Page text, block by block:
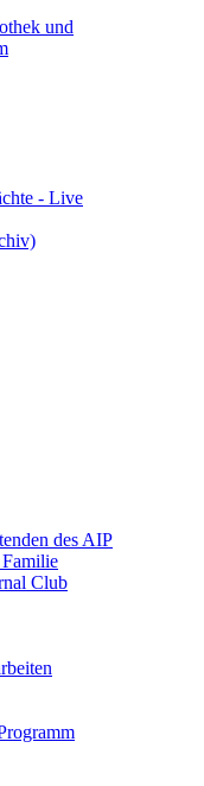
und
- Live
des AIP
Club